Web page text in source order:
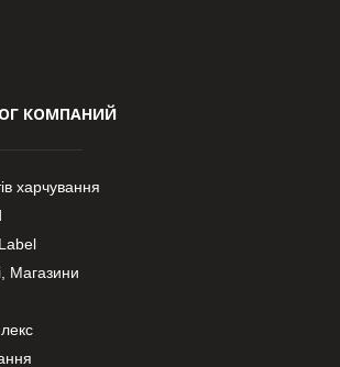
КОМПАНИЙ
харчування
Магазини